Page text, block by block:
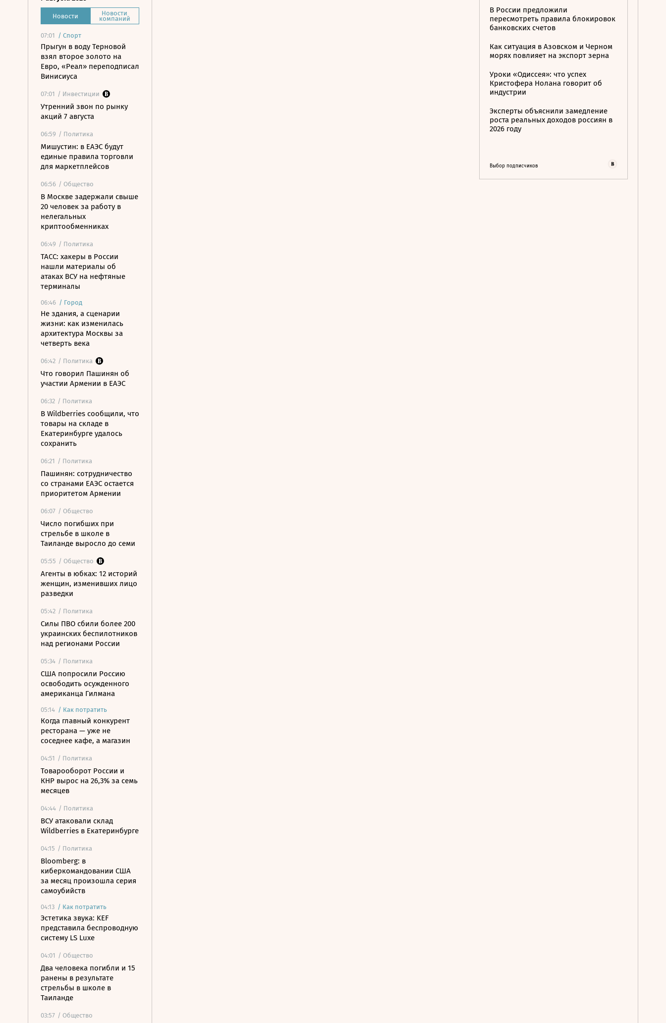
Новости Новости
компаний
07:01 / Спорт
Прыгун в воду Терновой
взял второе золото на
Евро, «Реал» переподписал
Винисиуса
07:01 / Инвестиции
Утренний звон по рынку
акций 7 августа
06:59 / Политика
Мишустин: в ЕАЭС будут
единые правила торговли
для маркетплейсов
06:56 / Общество
В Москве задержали свыше
20 человек за работу в
нелегальных
криптообменниках
06:49 / Политика
ТАСС: хакеры в России
нашли материалы об
атаках ВСУ на нефтяные
терминалы
06:46 / Город
Не здания, а сценарии
жизни: как изменилась
архитектура Москвы за
четверть века
06:42 / Политика
Что говорил Пашинян об
участии Армении в ЕАЭС
06:32 / Политика
В Wildberries сообщили, что
товары на складе в
Екатеринбурге удалось
сохранить
06:21 / Политика
Пашинян: сотрудничество
со странами ЕАЭС остается
приоритетом Армении
06:07 / Общество
Число погибших при
стрельбе в школе в
Таиланде выросло до семи
05:55 / Общество
Агенты в юбках: 12 историй
женщин, изменивших лицо
разведки
05:42 / Политика
Силы ПВО сбили более 200
украинских беспилотников
над регионами России
05:34 / Политика
США попросили Россию
освободить осужденного
американца Гилмана
05:14 / Как потратить
Когда главный конкурент
ресторана — уже не
соседнее кафе, а магазин
04:51 / Политика
Товарооборот России и
КНР вырос на 26,3% за семь
месяцев
04:44 / Политика
ВСУ атаковали склад
Wildberries в Екатеринбурге
04:15 / Политика
Bloomberg: в
киберкомандовании США
за месяц произошла серия
самоубийств
04:13 / Как потратить
Эстетика звука: KEF
представила беспроводную
систему LS Luxe
04:01 / Общество
Два человека погибли и 15
ранены в результате
стрельбы в школе в
Таиланде
03:57 / Общество
В России предложили
пересмотреть правила блокировок
банковских счетов
Как ситуация в Азовском и Черном
морях повлияет на экспорт зерна
Уроки «Одиссея»: что успех
Кристофера Нолана говорит об
индустрии
Эксперты объяснили замедление
роста реальных доходов россиян в
2026 году
Выбор подписчиков